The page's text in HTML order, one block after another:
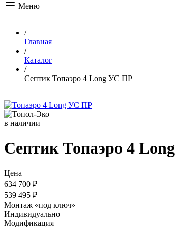
Меню
/
Главная
/
Каталог
/
Септик Топаэро 4 Long УС ПР
в наличии
Септик Топаэро 4
Цена
634 700 ₽
539 495 ₽
Монтаж «под ключ»
Индивидуально
Модификация